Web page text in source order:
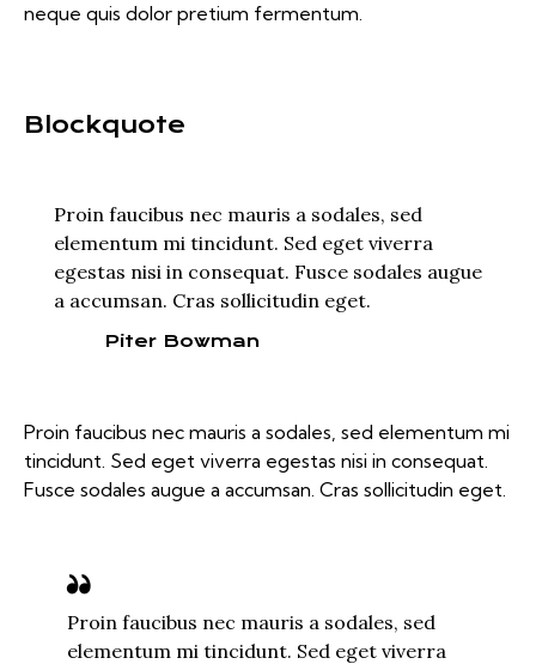
neque quis dolor pretium fermentum.
Blockquote
Proin faucibus nec mauris a sodales, sed
elementum mi tincidunt. Sed eget viverra
egestas nisi in consequat. Fusce sodales augue
a accumsan. Cras sollicitudin eget.
Piter Bowman
Proin faucibus nec mauris a sodales, sed elementum mi
tincidunt. Sed eget viverra egestas nisi in consequat.
Fusce sodales augue a accumsan. Cras sollicitudin eget.
Proin faucibus nec mauris a sodales, sed
elementum mi tincidunt. Sed eget viverra